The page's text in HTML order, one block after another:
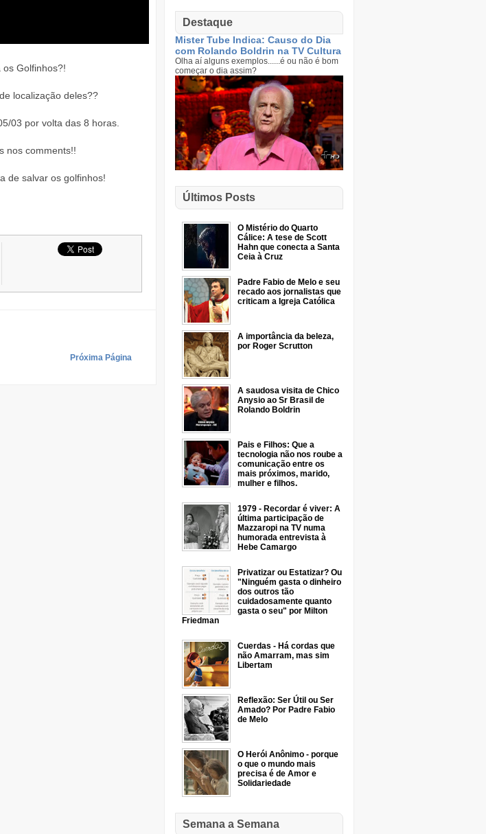
Golfinhos?!
localização deles??
03 por volta das 8 horas.
nos comments!!
de salvar os golfinhos!
Próxima Página
Destaque
Mister Tube Indica: Causo do Dia
com Rolando Boldrin na TV Cultura
Olha aí alguns exemplos......é ou não é bom
começar o dia assim?
Últimos Posts
O Mistério do Quarto
Cálice: A tese de Scott
Hahn que conecta a Santa
Ceia à Cruz
Padre Fabio de Melo e seu
recado aos jornalistas que
criticam a Igreja Católica
A importância da beleza,
por Roger Scrutton
A saudosa visita de Chico
Anysio ao Sr Brasil de
Rolando Boldrin
Pais e Filhos: Que a
tecnologia não nos roube a
comunicação entre os
mais próximos, marido,
mulher e filhos.
1979 - Recordar é viver: A
última participação de
Mazzaropi na TV numa
humorada entrevista à
Hebe Camargo
Privatizar ou Estatizar? Ou
"Ninguém gasta o dinheiro
dos outros tão
cuidadosamente quanto
gasta o seu" por Milton
Friedman
Cuerdas - Há cordas que
não Amarram, mas sim
Libertam
Reflexão: Ser Útil ou Ser
Amado? Por Padre Fabio
de Melo
O Herói Anônimo - porque
o que o mundo mais
precisa é de Amor e
Solidariedade
Semana a Semana